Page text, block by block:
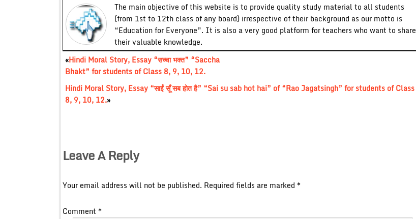
The main objective of this website is to provide quality study material to all students
(from 1st to 12th class of any board) irrespective of their background as our motto is
“Education for Everyone”. It is also a very good platform for teachers who want to share
their valuable knowledge.
«Hindi Moral Story, Essay “सच्चा भक्त” “Saccha
Bhakt” for students of Class 8, 9, 10, 12.
Hindi Moral Story, Essay “साईं सूँ सब होत है” “Sai su sab hot hai” of “Rao Jagatsingh” for students of Class
8, 9, 10, 12.»
Leave A Reply
Your email address will not be published. Required fields are marked *
Comment *